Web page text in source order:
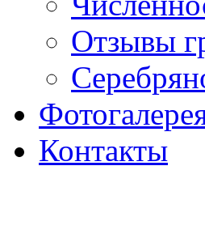
Отзывы
Контакты